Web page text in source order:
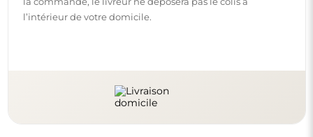
Consulter les notices de montage et d’utilisation.